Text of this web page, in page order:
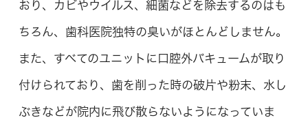
おり、カビやウイルス、細菌などを除去するのはも
ちろん、歯科医院独特の臭いがほとんどしません。
また、すべてのユニットに口腔外バキュームが取り
付けられており、歯を削った時の破片や粉末、水し
ぶきなどが院内に飛び散らないようになっていま